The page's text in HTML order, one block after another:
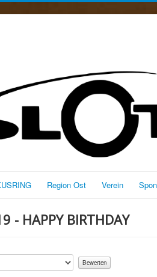
Region Ost Verein
- HAPPY BIRTHDAY